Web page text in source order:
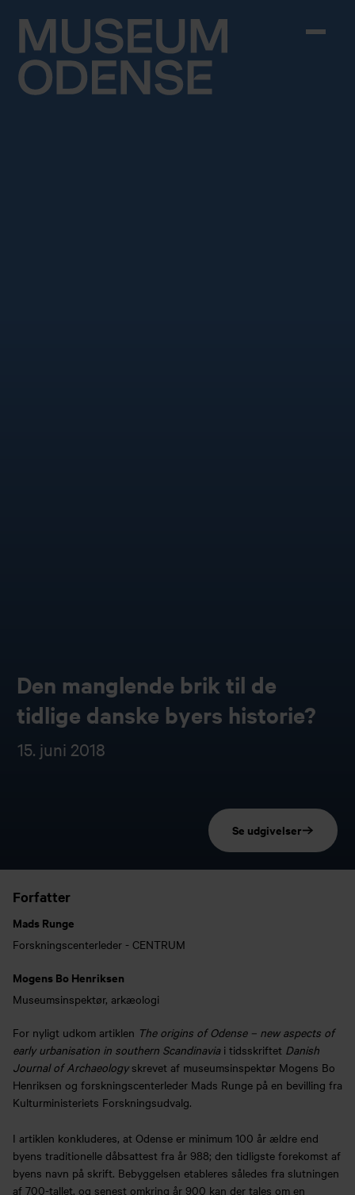
Den manglende brik til de
tidlige danske byers historie?
15. juni 2018
Se udgivelser
Forfatter
Mads Runge
Forskningscenterleder - CENTRUM
Mogens Bo Henriksen
Museumsinspektør, arkæologi
For nyligt udkom artiklen The origins of Odense – new aspects of
early urbanisation in southern Scandinaviai tidsskriftet Danish
Journal of Archaeologyskrevet af museumsinspektør Mogens Bo
Henriksen og forskningscenterleder Mads Runge på en bevilling fra
Kulturministeriets Forskningsudvalg.
I artiklen konkluderes, at Odense er minimum 100 år ældre end
byens traditionelle dåbsattest fra år 988; den tidligste forekomst af
byens navn på skrift. Bebyggelsen etableres således fra slutningen
af 700-tallet, og senest omkring år 900 kan der tales om en